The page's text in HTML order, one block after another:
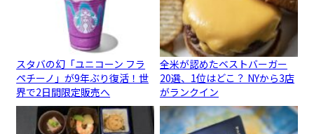
スタバの幻「ユニコーン フラ
ペチーノ」が9年ぶり復活！世
界で2日間限定販売へ
全米が認めたベストバーガー
20選、1位はどこ？ NYから3店
がランクイン